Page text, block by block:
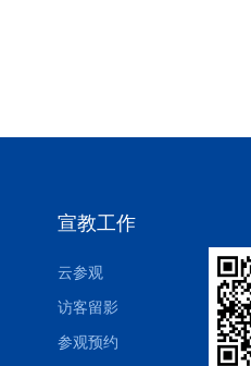
宣教工作
云参观
访客留影
参观预约